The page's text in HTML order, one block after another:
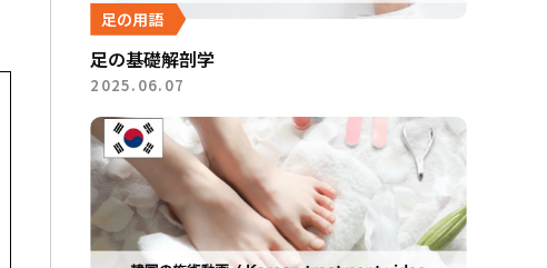
足の用語
足の基礎解剖学
2025.06.07